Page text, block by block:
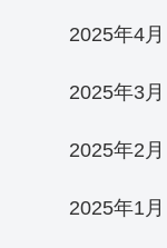
2025年4月
2025年3月
2025年2月
2025年1月